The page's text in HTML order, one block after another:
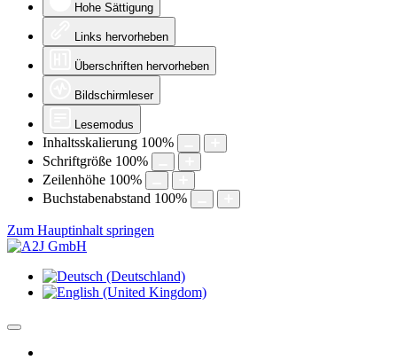
Hohe Sättigung
Links hervorheben
Überschriften hervorheben
Bildschirmleser
Lesemodus
Inhaltsskalierung 100%
Schriftgröße 100%
Zeilenhöhe 100%
Buchstabenabstand 100%
Zum Hauptinhalt springen